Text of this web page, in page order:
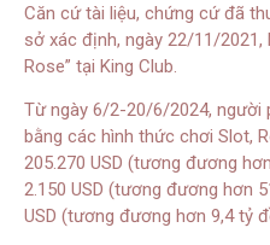
Căn cứ tài liệu, chứng cứ đã
sở xác định, ngày 22/11/
Rose” tại King Club.
Từ ngày 6/2-20/6/2024, người
bằng các hình thức chơi Slot,
205.270 USD (tương đương
2.150 USD (tương đương hơn
USD (tương đương hơn 9,4 tỷ